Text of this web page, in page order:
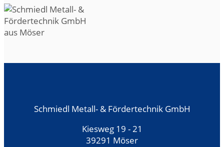
Schmiedl Metall- & Fördertechnik GmbH
Kiesweg 19 - 21
39291 Möser